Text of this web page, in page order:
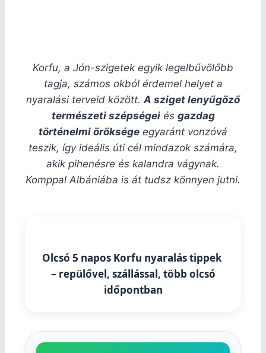
Korfu, a Jón-szigetek egyik legelbűvölőbb
tagja, számos okból érdemel helyet a
nyaralási terveid között.A sziget lenyűgöző
természeti szépségeiés gazdag
történelmi öröksége egyaránt vonzóvá
teszik, így ideális úti cél mindazok számára,
akik pihenésre és kalandra vágynak.
Komppal Albániába is át tudsz könnyen jutni.
Olcsó 5 napos Korfu nyaralás tippek
– repülővel, szállással, több olcsó
időpontban